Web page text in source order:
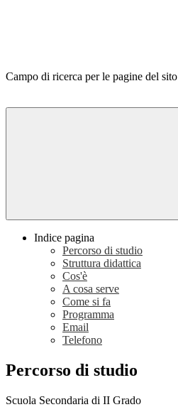
Campo di ricerca per le pagine del sito
Indice pagina
Percorso di studio
Struttura didattica
Cos'è
A cosa serve
Come si fa
Programma
Email
Telefono
Percorso di studio
Scuola Secondaria di II Grado